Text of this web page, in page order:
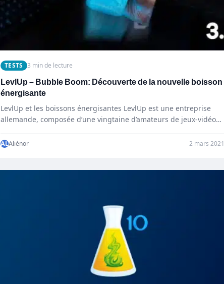
TESTS 3 min de lecture
LevlUp – Bubble Boom: Découverte de la nouvelle boisson
énergisante
LevlUp et les boissons énergisantes LevlUp est une entreprise
allemande, composée d’une vingtaine d’amateurs de jeux-vidéos.
ALAliénor 2 mars 2021